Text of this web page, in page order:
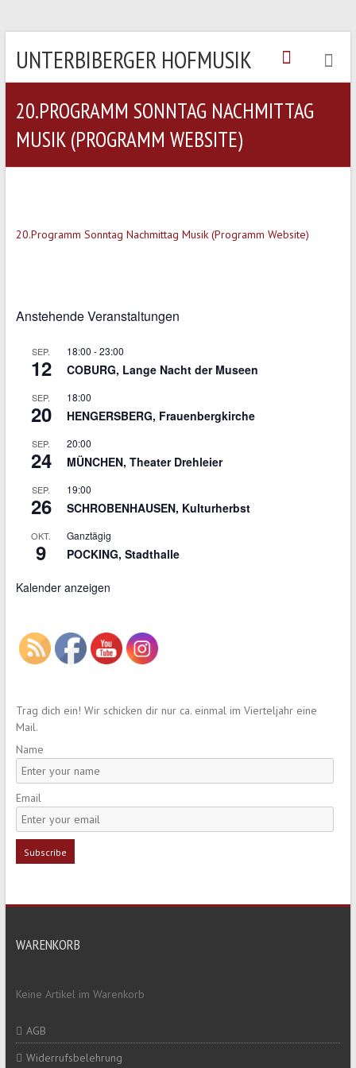
UNTERBIBERGER HOFMUSIK
20.PROGRAMM SONNTAG NACHMITTAG
MUSIK (PROGRAMM WEBSITE)
20.Programm Sonntag Nachmittag Musik (Programm Website)
Anstehende Veranstaltungen
SEP.
12
18:00 -23:00
COBURG, Lange Nacht der Museen
SEP.
20
18:00
HENGERSBERG, Frauenbergkirche
SEP.
24
20:00
MÜNCHEN, Theater Drehleier
SEP.
26
19:00
SCHROBENHAUSEN, Kulturherbst
OKT.
9
Ganztägig
POCKING, Stadthalle
Kalender anzeigen
Trag dich ein! Wir schicken dir nur ca. einmal im Vierteljahr eine
Mail.
Name
Email
WARENKORB
Keine Artikel im Warenkorb
AGB
Widerrufsbelehrung